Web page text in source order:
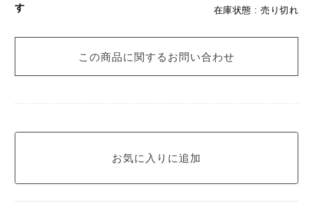
在庫状態 : 売り切れ
す
この商品に関するお問い合わせ